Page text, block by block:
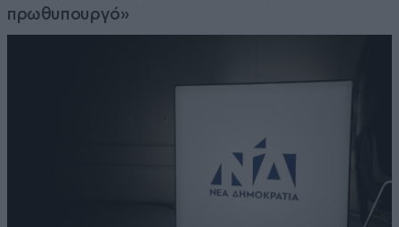
πρωθυπουργό»